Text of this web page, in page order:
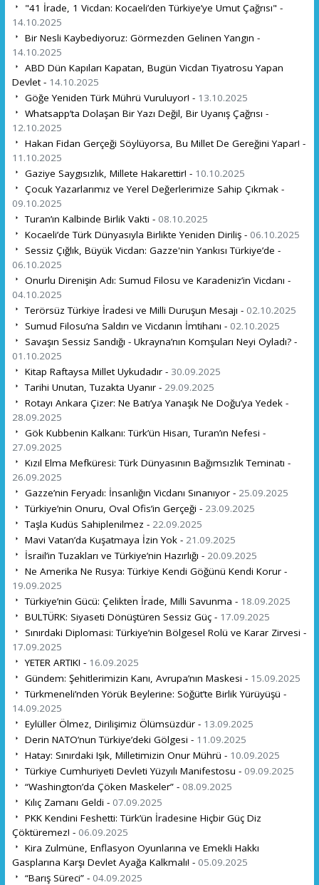
"41 İrade, 1 Vicdan: Kocaeli’den Türkiye’ye Umut Çağrısı" -
14.10.2025
Bir Nesli Kaybediyoruz: Görmezden Gelinen Yangın -
14.10.2025
ABD Dün Kapıları Kapatan, Bugün Vicdan Tiyatrosu Yapan
Devlet - 14.10.2025
Göğe Yeniden Türk Mührü Vuruluyor! - 13.10.2025
Whatsapp’ta Dolaşan Bir Yazı Değil, Bir Uyanış Çağrısı -
12.10.2025
Hakan Fidan Gerçeği Söylüyorsa, Bu Millet De Gereğini Yapar! -
11.10.2025
Gaziye Saygısızlık, Millete Hakarettir! - 10.10.2025
Çocuk Yazarlarımız ve Yerel Değerlerimize Sahip Çıkmak -
09.10.2025
Turan’ın Kalbinde Birlik Vakti - 08.10.2025
Kocaeli’de Türk Dünyasıyla Birlikte Yeniden Diriliş - 06.10.2025
Sessiz Çığlık, Büyük Vicdan: Gazze'nin Yankısı Türkiye’de -
06.10.2025
Onurlu Direnişin Adı: Sumud Filosu ve Karadeniz’in Vicdanı -
04.10.2025
Terörsüz Türkiye İradesi ve Milli Duruşun Mesajı - 02.10.2025
Sumud Filosu’na Saldırı ve Vicdanın İmtihanı - 02.10.2025
Savaşın Sessiz Sandığı - Ukrayna’nın Komşuları Neyi Oyladı? -
01.10.2025
Kitap Raftaysa Millet Uykudadır - 30.09.2025
Tarihi Unutan, Tuzakta Uyanır - 29.09.2025
Rotayı Ankara Çizer: Ne Batı’ya Yanaşık Ne Doğu’ya Yedek -
28.09.2025
Gök Kubbenin Kalkanı: Türk’ün Hisarı, Turan’ın Nefesi -
27.09.2025
Kızıl Elma Mefküresi: Türk Dünyasının Bağımsızlık Teminatı -
26.09.2025
Gazze’nin Feryadı: İnsanlığın Vicdanı Sınanıyor - 25.09.2025
Türkiye’nin Onuru, Oval Ofis’in Gerçeği - 23.09.2025
Taşla Kudüs Sahiplenilmez - 22.09.2025
Mavi Vatan’da Kuşatmaya İzin Yok - 21.09.2025
İsrail’in Tuzakları ve Türkiye’nin Hazırlığı - 20.09.2025
Ne Amerika Ne Rusya: Türkiye Kendi Göğünü Kendi Korur -
19.09.2025
Türkiye’nin Gücü: Çelikten İrade, Milli Savunma - 18.09.2025
BULTÜRK: Siyaseti Dönüştüren Sessiz Güç - 17.09.2025
Sınırdaki Diplomasi: Türkiye’nin Bölgesel Rolü ve Karar Zirvesi -
17.09.2025
YETER ARTIK! - 16.09.2025
Gündem: Şehitlerimizin Kanı, Avrupa’nın Maskesi - 15.09.2025
Türkmeneli’nden Yörük Beylerine: Söğüt’te Birlik Yürüyüşü -
14.09.2025
Eylüller Ölmez, Dirilişimiz Ölümsüzdür - 13.09.2025
Derin NATO’nun Türkiye’deki Gölgesi - 11.09.2025
Hatay: Sınırdaki Işık, Milletimizin Onur Mührü - 10.09.2025
Türkiye Cumhuriyeti Devleti Yüzyılı Manifestosu - 09.09.2025
“Washington’da Çöken Maskeler” - 08.09.2025
Kılıç Zamanı Geldi - 07.09.2025
PKK Kendini Feshetti: Türk’ün İradesine Hiçbir Güç Diz
Çöktüremez! - 06.09.2025
Kira Zulmüne, Enflasyon Oyunlarına ve Emekli Hakkı
Gasplarına Karşı Devlet Ayağa Kalkmalı! - 05.09.2025
“Barış Süreci” - 04.09.2025